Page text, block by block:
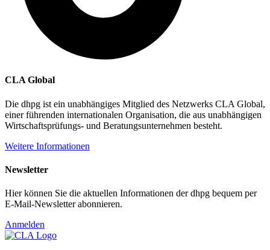
CLA Global
Die dhpg ist ein unabhängiges Mitglied des Netzwerks CLA Global,
einer führenden internationalen Organisation, die aus unabhängigen
Wirtschaftsprüfungs- und Beratungsunternehmen besteht.
Weitere Informationen
Newsletter
Hier können Sie die aktuellen Informationen der dhpg bequem per
E-Mail-Newsletter abonnieren.
Anmelden